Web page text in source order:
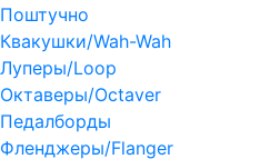
Поштучно
Квакушки/Wah-Wah
Луперы/Loop
Октаверы/Octaver
Педалборды
Фленджеры/Flanger